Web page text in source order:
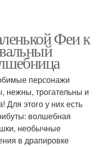
Феи к
персонажи
нежны, трогательны и
Для этого у них есть
волшебная
необычные
в драпировке